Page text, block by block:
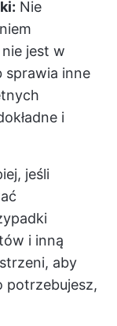
Nie
jest w
sprawia inne
i
jeśli
i inną
aby
potrzebujesz,